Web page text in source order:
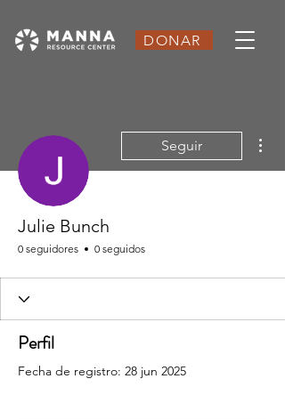
DONAR
Seguir
Julie Bunch
0 seguidores 0 seguidos
Perfil
Fecha de registro: 28 jun 2025